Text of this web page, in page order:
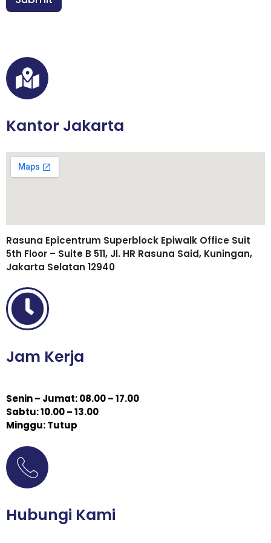
*
Kantor Jakarta
Rasuna Epicentrum Superblock Epiwalk Office Suit
5th Floor – Suite B 511, Jl. HR Rasuna Said, Kuningan,
Jakarta Selatan 12940
Jam Kerja
Senin – Jumat: 08.00 – 17.00
Sabtu: 10.00 – 13.00
Minggu: Tutup
Hubungi Kami